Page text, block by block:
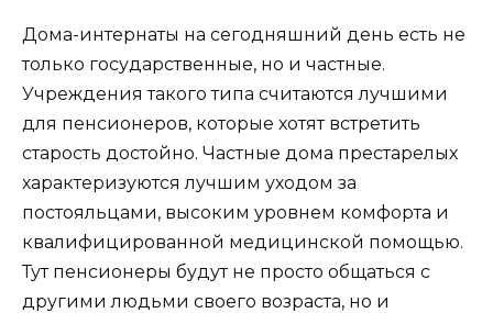
Дома-интернаты на сегодняшний день есть не
только государственные, но и частные.
Учреждения такого типа считаются лучшими
для пенсионеров, которые хотят встретить
старость достойно. Частные дома престарелых
характеризуются лучшим уходом за
постояльцами, высоким уровнем комфорта и
квалифицированной медицинской помощью.
Тут пенсионеры будут не просто общаться с
другими людьми своего возраста, но и